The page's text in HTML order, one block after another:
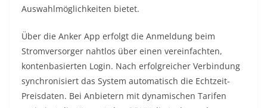
Auswahlmöglichkeiten bietet.
Über die Anker App erfolgt die Anmeldung beim
Stromversorger nahtlos über einen vereinfachten,
kontenbasierten Login. Nach erfolgreicher Verbindung
synchronisiert das System automatisch die Echtzeit-
Preisdaten. Bei Anbietern mit dynamischen Tarifen